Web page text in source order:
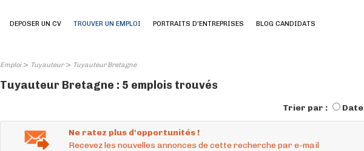
DEPOSER UN CV TROUVER UN EMPLOI PORTRAITS D'ENTREPRISES BLOG CANDIDATS
Emploi> Tuyauteur> Tuyauteur Bretagne
Tuyauteur Bretagne : 5 emplois trouvés
Trier par : Date
Ne ratez plus d'opportunités !
Recevez les nouvelles annonces de cette recherche par e-mail